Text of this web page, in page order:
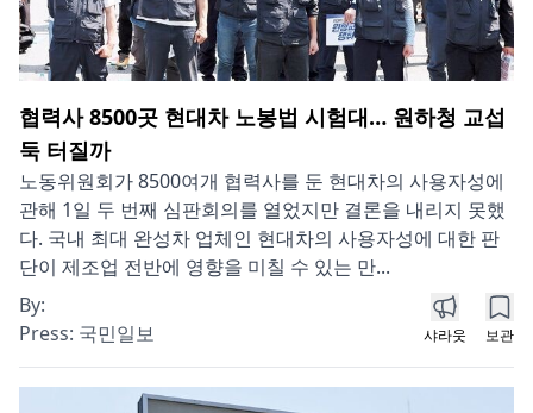
협력사 8500곳 현대차 노봉법 시험대… 원하청 교섭
둑 터질까
노동위원회가 8500여개 협력사를 둔 현대차의 사용자성에
관해 1일 두 번째 심판회의를 열었지만 결론을 내리지 못했
다. 국내 최대 완성차 업체인 현대차의 사용자성에 대한 판
단이 제조업 전반에 영향을 미칠 수 있는 만...
By:
Press: 국민일보 샤라웃 보관